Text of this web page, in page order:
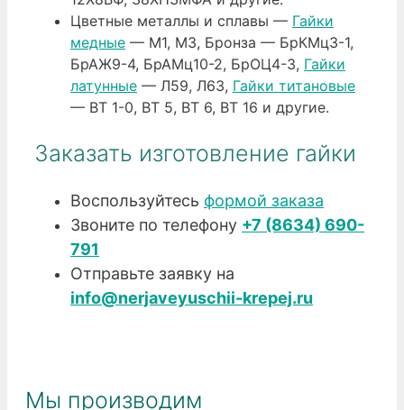
Цветные металлы и сплавы — Гайки
медные — М1, М3, Бронза — БрКМц3-1,
БрАЖ9-4, БрАМц10-2, БрОЦ4-3, Гайки
латунные — Л59, Л63, Гайки титановые
— ВТ 1-0, ВТ 5, ВТ 6, ВТ 16 и другие.
Заказать изготовление гайки
Воспользуйтесь формой заказа
Звоните по телефону +7 (8634) 690-
791
Отправьте заявку на
info@nerjaveyuschii-krepej.ru
Мы производим